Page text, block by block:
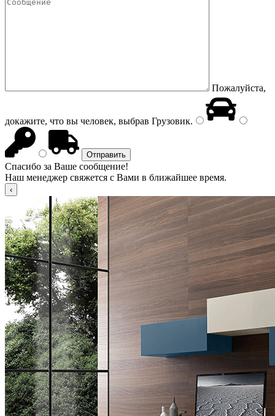
Пожалуйста,
докажите, что вы человек, выбрав Грузовик.
Спасибо за Ваше сообщение!
Наш менеджер свяжется с Вами в ближайшее время.